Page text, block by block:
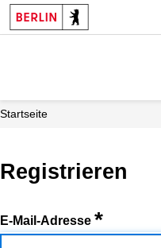
Startseite
Registrieren
E-Mail-Adresse *